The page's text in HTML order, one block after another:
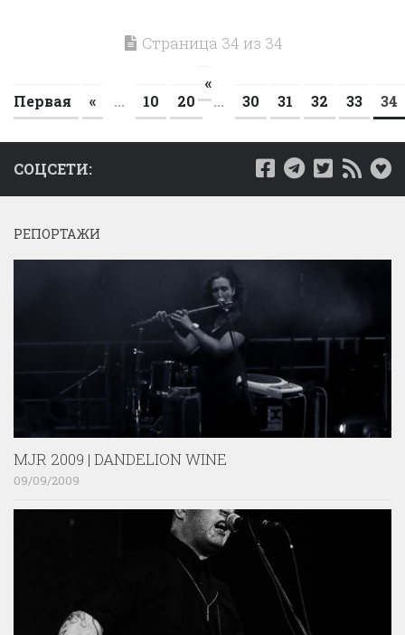
Страница 34 из 34
«
Первая
« ... 10 20 ... 30 31 32 33 34
СОЦСЕТИ:
РЕПОРТАЖИ
MJR 2009 | DANDELION WINE
09/09/2009